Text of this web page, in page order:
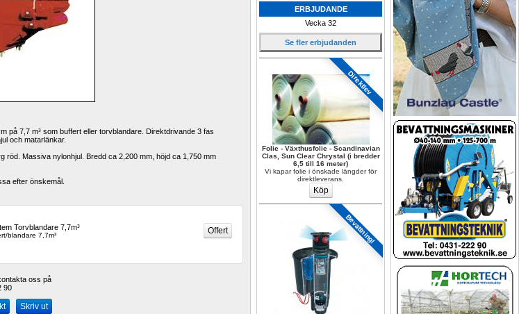
ERBJUDANDE
Vecka 32
Se fler erbjudanden
Direktlev
Folie - Växthusfolie - Scandinavian
Clas, Sun Clear Chrystal (i bredder
6,5 till 16 meter)
Vi kapar folie i önskade längder för
direktleverans.
Bevattning!
på 7,7 m³ som buffert eller torvblandare. Direktdrivande 3 fas
och matarlänkar.
Massiva nylonhjul. Bredd ca 2,200 mm, höjd ca 1,750 mm
efter önskemål.
Torvblandare 7,7m³
blandare 7,7m³
oss på
90
Skriv ut